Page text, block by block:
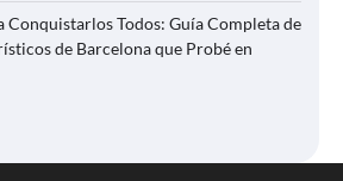
Conquistarlos Todos: Guía Completa de
de Barcelona que Probé en